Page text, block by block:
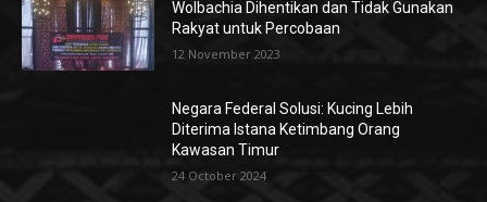
Wolbachia Dihentikan dan Tidak Gunakan
Rakyat untuk Percobaan
12 November 2023
Negara Federal Solusi: Kucing Lebih
Diterima Istana Ketimbang Orang
Kawasan Timur
24 October 2024